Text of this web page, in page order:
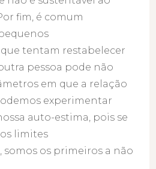
fim, é comum
tentam restabelecer
pessoa pode não
em que a relação
experimentar
auto-estima, pois se
limites
os primeiros a não